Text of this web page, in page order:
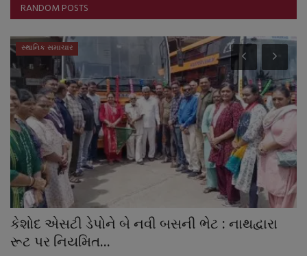
RANDOM POSTS
સ્થાનિક સમાચાર
કેશોદ એસટી ડેપોને બે નવી બસની ભેટ : નાથદ્વારા
રૂટ પર નિયમિત...